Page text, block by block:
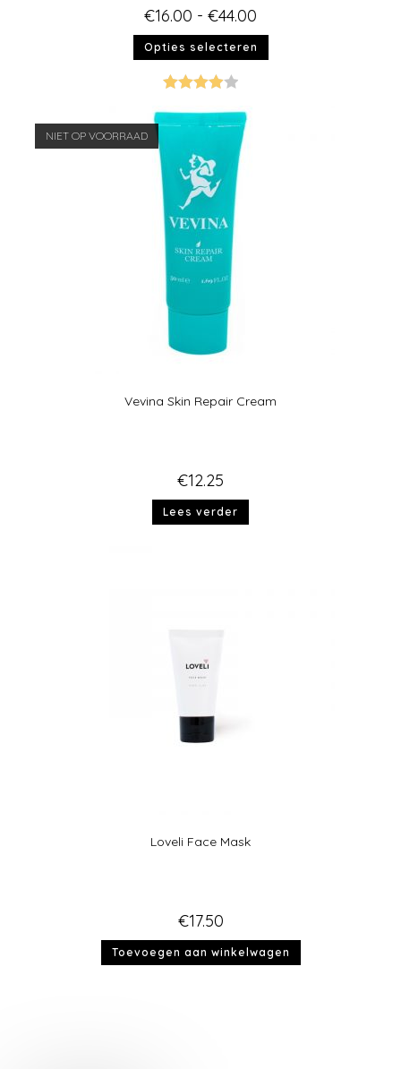
€16.00 - €44.00
Opties selecteren
erd
4.00
NIET OP VOORRAAD
Vevina Skin Repair Cream
€12.25
Lees verder
Loveli Face Mask
€17.50
Toevoegen aan winkelwagen